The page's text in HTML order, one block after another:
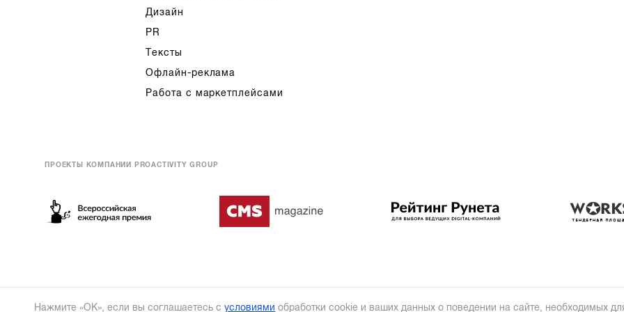
Дизайн
PR
Тексты
Офлайн-реклама
Работа с маркетплейсами
ПРОЕКТЫ КОМПАНИИ PROACTIVITY GROUP
Нажмите «ОК», если вы соглашаетесь с условиями обработки cookie и ваших данных о поведении на сайте, необходимых